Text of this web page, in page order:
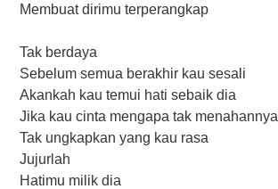
Membuat dirimu terperangkap
Tak berdaya
Sebelum semua berakhir kau sesali
Akankah kau temui hati sebaik dia
Jika kau cinta mengapa tak menahannya
Tak ungkapkan yang kau rasa
Jujurlah
Hatimu milik dia